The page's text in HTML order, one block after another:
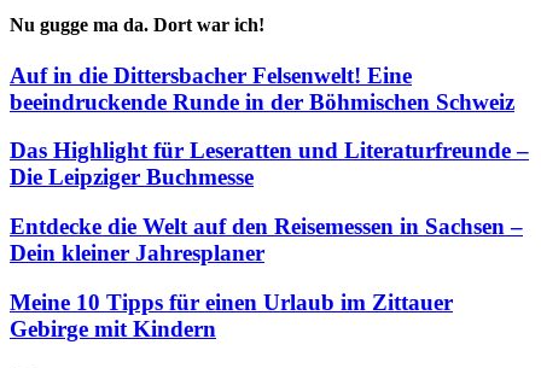
Nu gugge ma da. Dort war ich!
Auf in die Dittersbacher Felsenwelt! Eine
beeindruckende Runde in der Böhmischen Schweiz
Das Highlight für Leseratten und Literaturfreunde –
Die Leipziger Buchmesse
Entdecke die Welt auf den Reisemessen in Sachsen –
Dein kleiner Jahresplaner
Meine 10 Tipps für einen Urlaub im Zittauer
Gebirge mit Kindern